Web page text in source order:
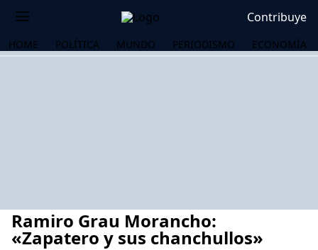
Contribuye
HOME POLÍTICA MUNDO PERIODISMO ECONOMÍA
Ramiro Grau Morancho:
«Zapatero y sus chanchullos»